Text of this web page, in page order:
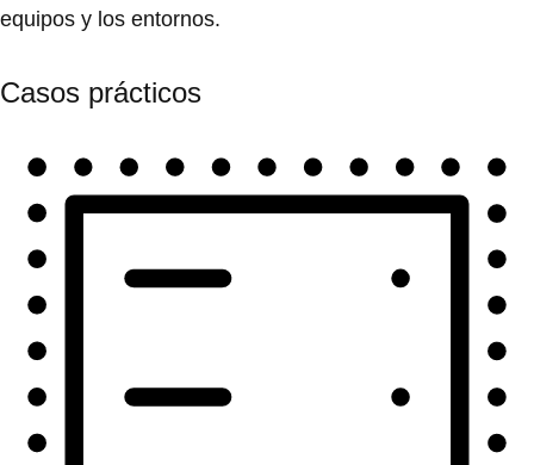
equipos y los entornos.
Casos prácticos